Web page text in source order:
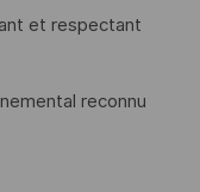
et respectant
reconnu